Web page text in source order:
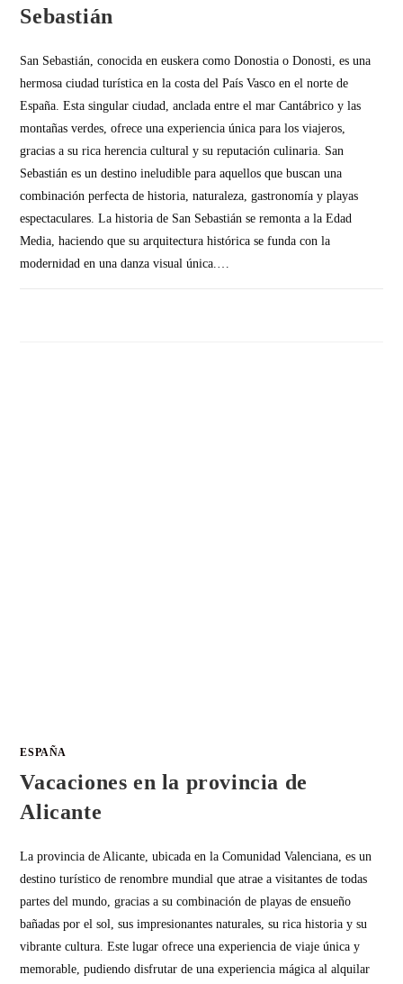
Sebastián
San Sebastián, conocida en euskera como Donostia o Donosti, es una
hermosa ciudad turística en la costa del País Vasco en el norte de
España. Esta singular ciudad, anclada entre el mar Cantábrico y las
montañas verdes, ofrece una experiencia única para los viajeros,
gracias a su rica herencia cultural y su reputación culinaria. San
Sebastián es un destino ineludible para aquellos que buscan una
combinación perfecta de historia, naturaleza, gastronomía y playas
espectaculares. La historia de San Sebastián se remonta a la Edad
Media, haciendo que su arquitectura histórica se funda con la
modernidad en una danza visual única.…
ESPAÑA
Vacaciones en la provincia de
Alicante
La provincia de Alicante, ubicada en la Comunidad Valenciana, es un
destino turístico de renombre mundial que atrae a visitantes de todas
partes del mundo, gracias a su combinación de playas de ensueño
bañadas por el sol, sus impresionantes naturales, su rica historia y su
vibrante cultura. Este lugar ofrece una experiencia de viaje única y
memorable, pudiendo disfrutar de una experiencia mágica al alquilar